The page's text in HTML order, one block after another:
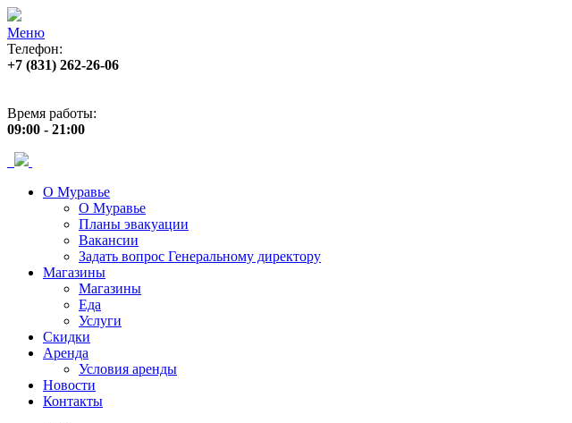
Меню
Телефон:
+7 (831) 262-26-06
Время работы:
09:00 - 21:00
О Муравье
О Муравье
Планы эвакуации
Вакансии
Задать вопрос Генеральному директору
Магазины
Магазины
Еда
Услуги
Скидки
Аренда
Условия аренды
Новости
Контакты